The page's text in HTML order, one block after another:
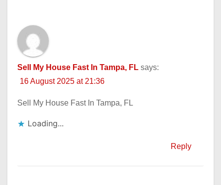
Sell My House Fast In Tampa, FL says:
16 August 2025 at 21:36
Sell My House Fast In Tampa, FL
Loading...
Reply